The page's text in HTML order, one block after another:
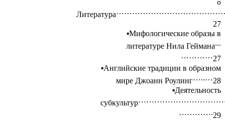
Литература
27
Мифологические образы в
литературе Нила Геймана...
…………27
Английские традиции в образном
мире Джоанн Роулинг…..…28
Деятельность
субкультур
………….29